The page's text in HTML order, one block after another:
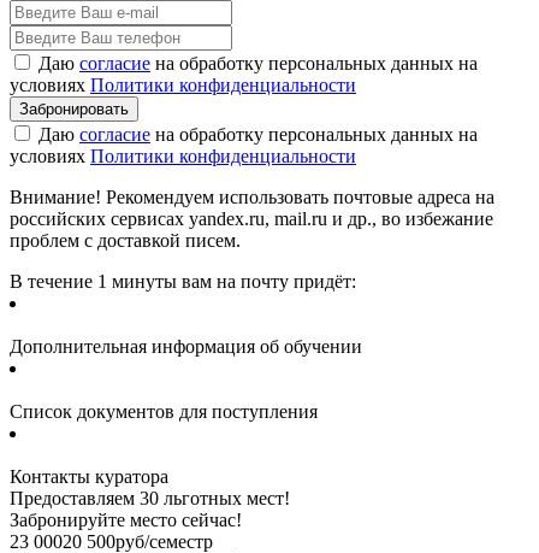
Даю согласие на обработку персональных данных на
условиях Политики конфиденциальности
Даю согласие на обработку персональных данных на
условиях Политики конфиденциальности
Внимание! Рекомендуем использовать почтовые адреса на
российских сервисах yandex.ru, mail.ru и др., во избежание
проблем с доставкой писем.
В течение 1 минуты вам на почту придёт:
Дополнительная информация об обучении
Список документов для поступления
Контакты куратора
Предоставляем 30 льготных мест!
Забронируйте место сейчас!
23 00020 500руб/семестр